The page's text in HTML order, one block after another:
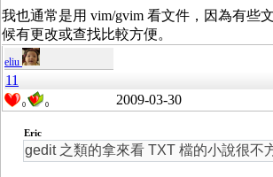
我也通常是用 vim/gvim 看文件，因為有些
候有更改或查找比較方便。
eliu
11
0 0 2009-03-30
Eric
gedit 之類的拿來看 TXT 檔的小說很不